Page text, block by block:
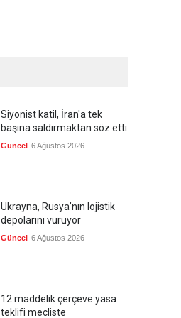
Siyonist katil, İran'a tek
başına saldırmaktan söz etti
Güncel 6 Ağustos 2026
Ukrayna, Rusya’nın lojistik
depolarını vuruyor
Güncel 6 Ağustos 2026
12 maddelik çerçeve yasa
teklifi mecliste